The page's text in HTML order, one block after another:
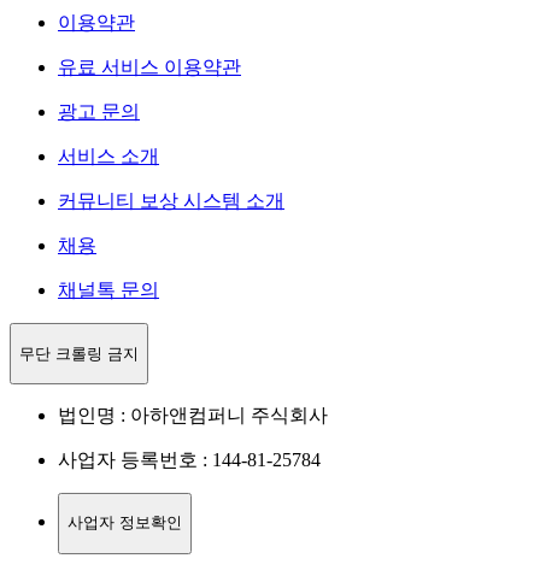
이용약관
유료 서비스 이용약관
광고 문의
서비스 소개
커뮤니티 보상 시스템 소개
채용
채널톡 문의
무단 크롤링 금지
법인명 : 아하앤컴퍼니 주식회사
사업자 등록번호 : 144-81-25784
사업자 정보확인